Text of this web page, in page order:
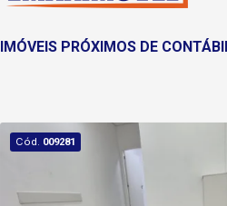
IMÓVEIS PRÓXIMOS DE
Cód. 009281